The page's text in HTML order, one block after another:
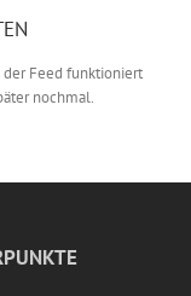
Feed funktioniert
nochmal.